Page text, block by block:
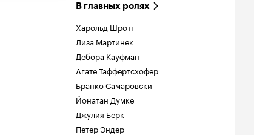
В главных ролях
Харольд Шротт
Лиза Мартинек
Дебора Кауфман
Агате Таффертсхофер
Бранко Самаровски
Йонатан Думке
Джулия Берк
Петер Эндер